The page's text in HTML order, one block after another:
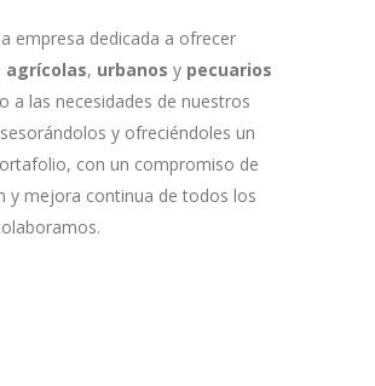
empresa dedicada a ofrecer
agrícolas, urbanos y pecuarios
a las necesidades de nuestros
y ofreciéndoles un
con un compromiso de
y mejora continua de todos los